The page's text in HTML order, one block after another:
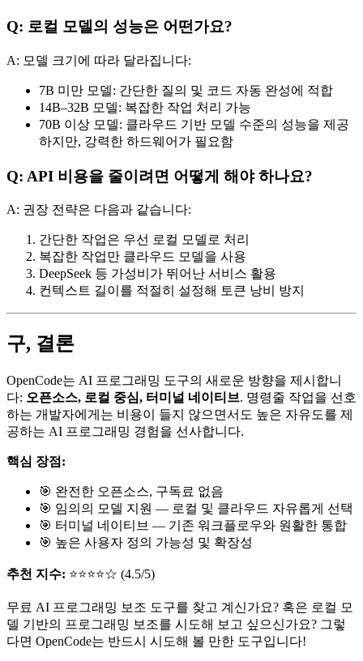
Q: 로컬 모델의 성능은 어떤가요?
A: 모델 크기에 따라 달라집니다:
7B 미만 모델: 간단한 질의 및 코드 자동 완성에 적합
14B–32B 모델: 복잡한 작업 처리 가능
70B 이상 모델: 클라우드 기반 모델 수준의 성능을 제공
하지만, 강력한 하드웨어가 필요함
Q: API 비용을 줄이려면 어떻게 해야 하나요?
A: 권장 전략은 다음과 같습니다:
간단한 작업은 우선 로컬 모델로 처리
복잡한 작업만 클라우드 모델을 사용
DeepSeek 등 가성비가 뛰어난 서비스 활용
컨텍스트 길이를 적절히 설정해 토큰 낭비 방지
구, 결론
OpenCode는 AI 프로그래밍 도구의 새로운 방향을 제시합니
다: 오픈소스, 로컬 중심, 터미널 네이티브. 명령줄 작업을 선호
하는 개발자에게는 비용이 들지 않으면서도 높은 자유도를 제
공하는 AI 프로그래밍 경험을 선사합니다.
핵심 장점:
🎯 완전한 오픈소스, 구독료 없음
🎯 임의의 모델 지원 — 로컬 및 클라우드 자유롭게 선택
🎯 터미널 네이티브 — 기존 워크플로우와 원활한 통합
🎯 높은 사용자 정의 가능성 및 확장성
추천 지수: ⭐⭐⭐⭐☆ (4.5/5)
무료 AI 프로그래밍 보조 도구를 찾고 계신가요? 혹은 로컬 모
델 기반의 프로그래밍 보조를 시도해 보고 싶으신가요? 그렇
다면 OpenCode는 반드시 시도해 볼 만한 도구입니다!